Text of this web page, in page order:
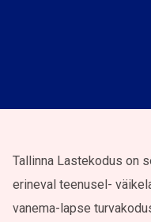
Tallinna Lastekodus on
erineval teenusel-
vanema-lapse